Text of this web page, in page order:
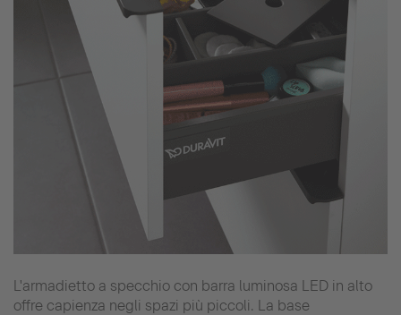
L'armadietto a specchio con barra luminosa LED in alto
offre capienza negli spazi più piccoli. La base